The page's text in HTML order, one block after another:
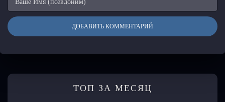
ДОБАВИТЬ КОММЕНТАРИЙ
ТОП ЗА МЕСЯЦ